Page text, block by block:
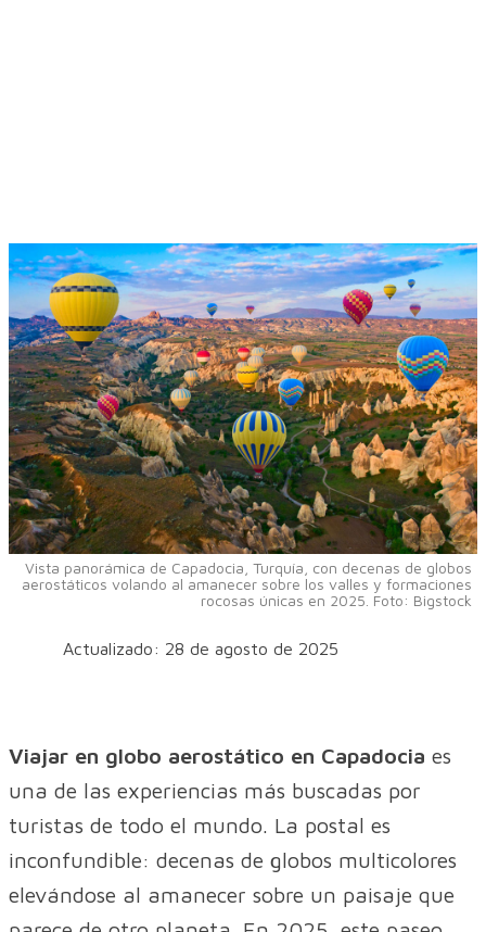
Vista panorámica de Capadocia, Turquía, con decenas de globos
aerostáticos volando al amanecer sobre los valles y formaciones
rocosas únicas en 2025. Foto: Bigstock
Actualizado: 28 de agosto de 2025
Viajar en globo aerostático en Capadocia es
una de las experiencias más buscadas por
turistas de todo el mundo. La postal es
inconfundible: decenas de globos multicolores
elevándose al amanecer sobre un paisaje que